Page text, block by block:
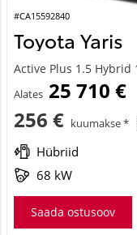
#CA15592840
Toyota Yaris
Active Plus 1.5 Hybrid
Alates 25 710 €
256 € kuumakse *
Hübriid
68 kW
Saada ostusoov